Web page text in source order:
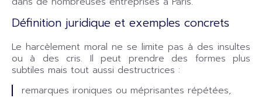
Définition juridique et exemples concrets
Le harcèlement moral ne se limite pas à des insultes
ou à des cris. Il peut prendre des formes plus
subtiles mais tout aussi destructrices :
remarques ironiques ou méprisantes répétées,